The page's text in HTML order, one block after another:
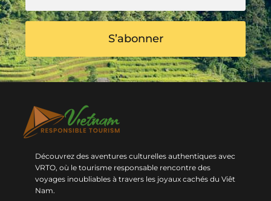
S’abonner
Découvrez des aventures culturelles authentiques avec
VRTO, où le tourisme responsable rencontre des
voyages inoubliables à travers les joyaux cachés du Viêt
Nam.